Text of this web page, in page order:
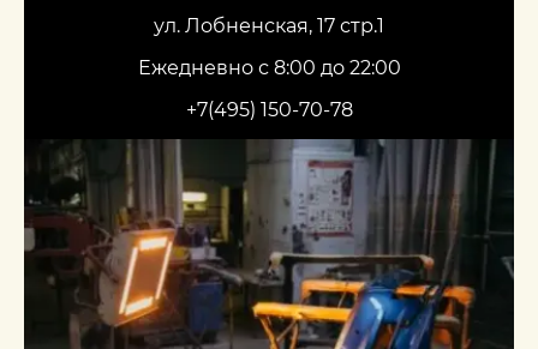
ул. Лобненская, 17 стр.1
Ежедневно с 8:00 до 22:00
+7(495) 150-70-78